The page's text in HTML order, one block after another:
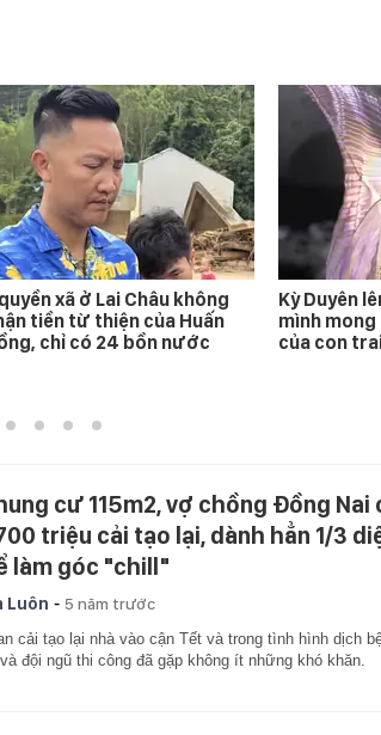
xã ở Lai Châu không
tiền từ thiện của Huấn
chỉ có 24 bồn nước
Kỳ Duyên
mình mong
của con
cư 115m2, vợ chồng Đồng Nai
triệu cải tạo lại, dành hẳn 1/3
làm góc "chill"
Luôn - 5 năm trước
cải tạo lại nhà vào cận Tết và trong tình hình dịch
đội ngũ thi công đã gặp không ít những khó khăn.